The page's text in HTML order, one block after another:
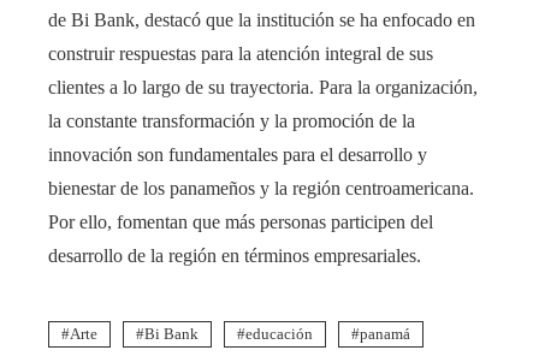
de Bi Bank, destacó que la institución se ha enfocado en
construir respuestas para la atención integral de sus
clientes a lo largo de su trayectoria. Para la organización,
la constante transformación y la promoción de la
innovación son fundamentales para el desarrollo y
bienestar de los panameños y la región centroamericana.
Por ello, fomentan que más personas participen del
desarrollo de la región en términos empresariales.
Arte Bi Bank educación panamá